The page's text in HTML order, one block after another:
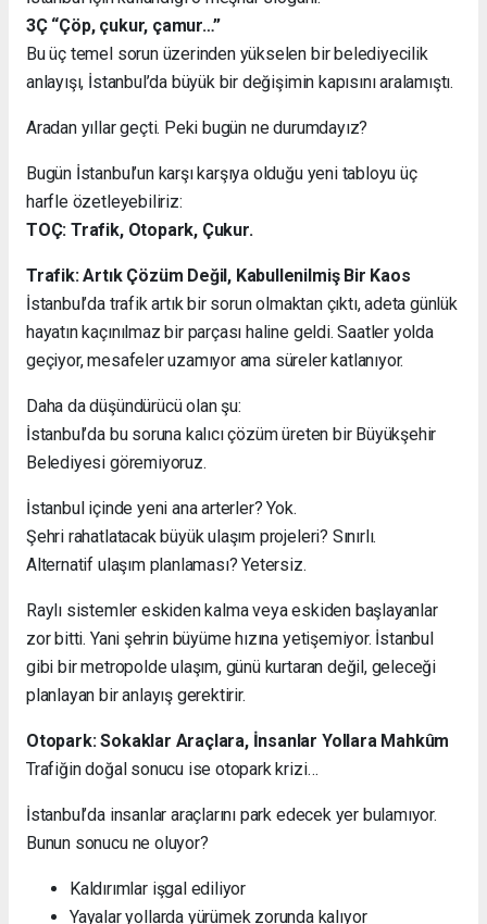
3Ç “Çöp, çukur, çamur…”
Bu üç temel sorun üzerinden yükselen bir belediyecilik
anlayışı, İstanbul’da büyük bir değişimin kapısını aralamıştı.
Aradan yıllar geçti. Peki bugün ne durumdayız?
Bugün İstanbul’un karşı karşıya olduğu yeni tabloyu üç
harfle özetleyebiliriz:
TOÇ: Trafik, Otopark, Çukur.
Trafik: Artık Çözüm Değil, Kabullenilmiş Bir Kaos
İstanbul’da trafik artık bir sorun olmaktan çıktı, adeta günlük
hayatın kaçınılmaz bir parçası haline geldi. Saatler yolda
geçiyor, mesafeler uzamıyor ama süreler katlanıyor.
Daha da düşündürücü olan şu:
İstanbul’da bu soruna kalıcı çözüm üreten bir Büyükşehir
Belediyesi göremiyoruz.
İstanbul içinde yeni ana arterler? Yok.
Şehri rahatlatacak büyük ulaşım projeleri? Sınırlı.
Alternatif ulaşım planlaması? Yetersiz.
Raylı sistemler eskiden kalma veya eskiden başlayanlar
zor bitti. Yani şehrin büyüme hızına yetişemiyor. İstanbul
gibi bir metropolde ulaşım, günü kurtaran değil, geleceği
planlayan bir anlayış gerektirir.
Otopark: Sokaklar Araçlara, İnsanlar Yollara Mahkûm
Trafiğin doğal sonucu ise otopark krizi…
İstanbul’da insanlar araçlarını park edecek yer bulamıyor.
Bunun sonucu ne oluyor?
Kaldırımlar işgal ediliyor
Yayalar yollarda yürümek zorunda kalıyor